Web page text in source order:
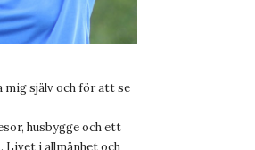
själv och för att se
husbygge och ett